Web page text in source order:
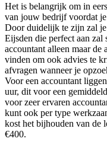
Het is belangrijk om in
van jouw bedrijf voordat
Door duidelijk te zijn zal
Eijsden die perfect aan
accountant alleen maar
vinden om ook advies te
afvragen wanneer je
Voor een accountant
uur, dit voor een
voor zeer ervaren
kunt ook per type
kost het bijhouden van de
€400.